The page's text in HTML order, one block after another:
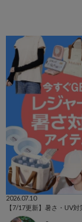
2026.07.10